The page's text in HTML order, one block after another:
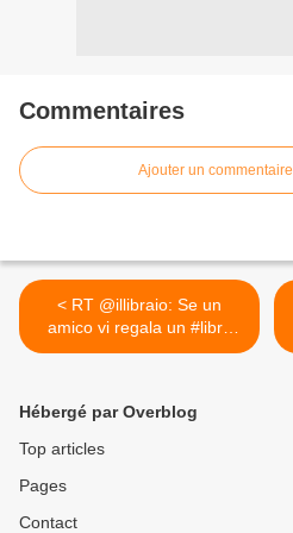
Commentaires
Ajouter un commentaire
< RT @illibraio: Se un
amico vi regala un #libro
è...
Hébergé par Overblog
Top articles
Pages
Contact